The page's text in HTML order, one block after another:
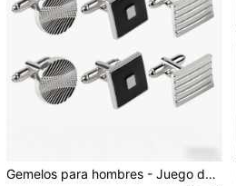
Gemelos para hombres - Juego de 2/8 piezas de gemelos para hombre, gemelos de moda para hombre, gemelos plateados para padre, esposo, novio, regalo de oficina y boda